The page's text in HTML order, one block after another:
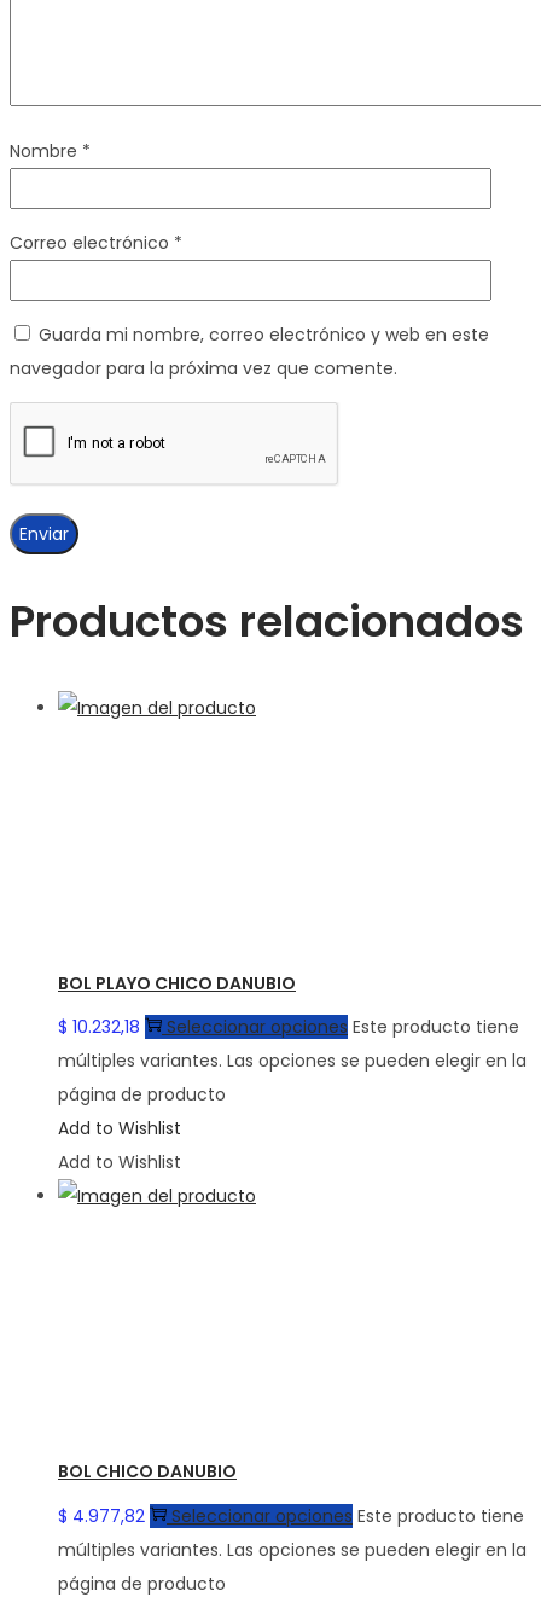
Nombre *
Correo electrónico *
Guarda mi nombre, correo electrónico y web en este
navegador para la próxima vez que comente.
Productos relacionados
BOL PLAYO CHICO DANUBIO
$ 10.232,18 Seleccionar opciones Este producto tiene
múltiples variantes. Las opciones se pueden elegir en la
página de producto
Add to Wishlist
Add to Wishlist
BOL CHICO DANUBIO
$ 4.977,82 Seleccionar opciones Este producto tiene
múltiples variantes. Las opciones se pueden elegir en la
página de producto